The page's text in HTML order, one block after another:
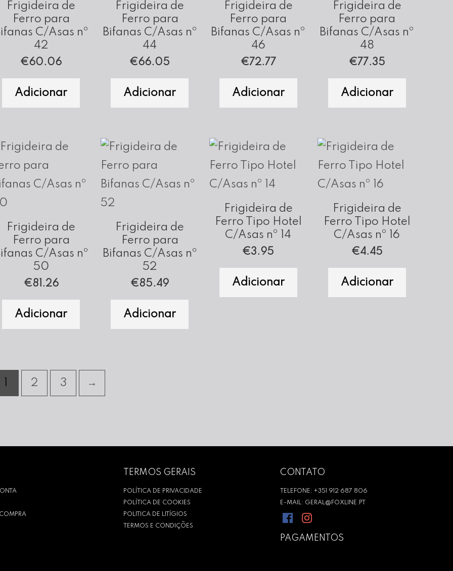
Frigideira de
Ferro para
C/Asas nº
42
€60.06
Adicionar
Frigideira de
Ferro para
Bifanas C/Asas nº
44
€66.05
Adicionar
Frigideira de
Ferro para
Bifanas C/Asas nº
46
€72.77
Adicionar
Frigideira de
Ferro para
Bifanas C/Asas nº
48
€77.35
Adicionar
Frigideira de
Ferro para
C/Asas nº
50
€81.26
Adicionar
Frigideira de
Ferro para
Bifanas C/Asas nº
52
€85.49
Adicionar
Frigideira de
Ferro Tipo Hotel
C/Asas nº 14
€3.95
Adicionar
Frigideira de
Ferro Tipo Hotel
C/Asas nº 16
€4.45
Adicionar
2 3 →
TERMOS GERAIS
POLÍTICA DE PRIVACIDADE
POLÍTICA DE COOKIES
POLITICA DE LITÍGIOS
TERMOS E CONDIÇÕES
CONTATO
TELEFONE: +351 912 687 806
E-MAIL: GERAL@FOXLINE.PT
PAGAMENTOS